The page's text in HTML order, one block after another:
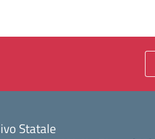
Statale